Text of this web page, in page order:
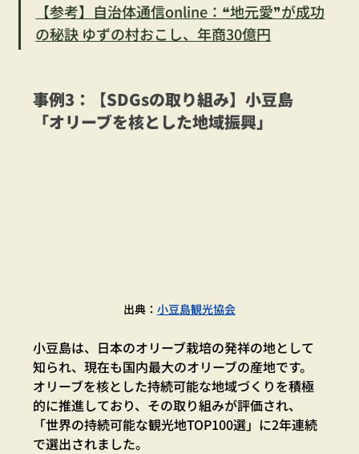
【参考】自治体通信online：❝地元愛❞が成功
の秘訣 ゆずの村おこし、年商30億円
事例3：【SDGsの取り組み】小豆島
「オリーブを核とした地域振興」
出典： 小豆島観光協会
小豆島は、日本のオリーブ栽培の発祥の地として
知られ、現在も国内最大のオリーブの産地です。
オリーブを核とした持続可能な地域づくりを積極
的に推進しており、その取り組みが評価され、
「世界の持続可能な観光地TOP100選」に2年連続
で選出されました。